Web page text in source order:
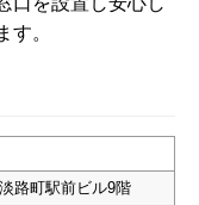
す。
路町駅前ビル9階